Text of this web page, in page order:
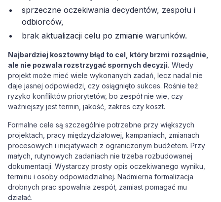
sprzeczne oczekiwania decydentów, zespołu i
odbiorców,
brak aktualizacji celu po zmianie warunków.
Najbardziej kosztowny błąd to cel, który brzmi rozsądnie,
ale nie pozwala rozstrzygać spornych decyzji. Wtedy
projekt może mieć wiele wykonanych zadań, lecz nadal nie
daje jasnej odpowiedzi, czy osiągnięto sukces. Rośnie też
ryzyko konfliktów priorytetów, bo zespół nie wie, czy
ważniejszy jest termin, jakość, zakres czy koszt.
Formalne cele są szczególnie potrzebne przy większych
projektach, pracy międzydziałowej, kampaniach, zmianach
procesowych i inicjatywach z ograniczonym budżetem. Przy
małych, rutynowych zadaniach nie trzeba rozbudowanej
dokumentacji. Wystarczy prosty opis oczekiwanego wyniku,
terminu i osoby odpowiedzialnej. Nadmierna formalizacja
drobnych prac spowalnia zespół, zamiast pomagać mu
działać.